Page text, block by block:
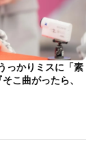
っかりミスに「素
こ曲がったら、